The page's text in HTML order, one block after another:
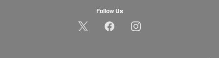
Follow Us